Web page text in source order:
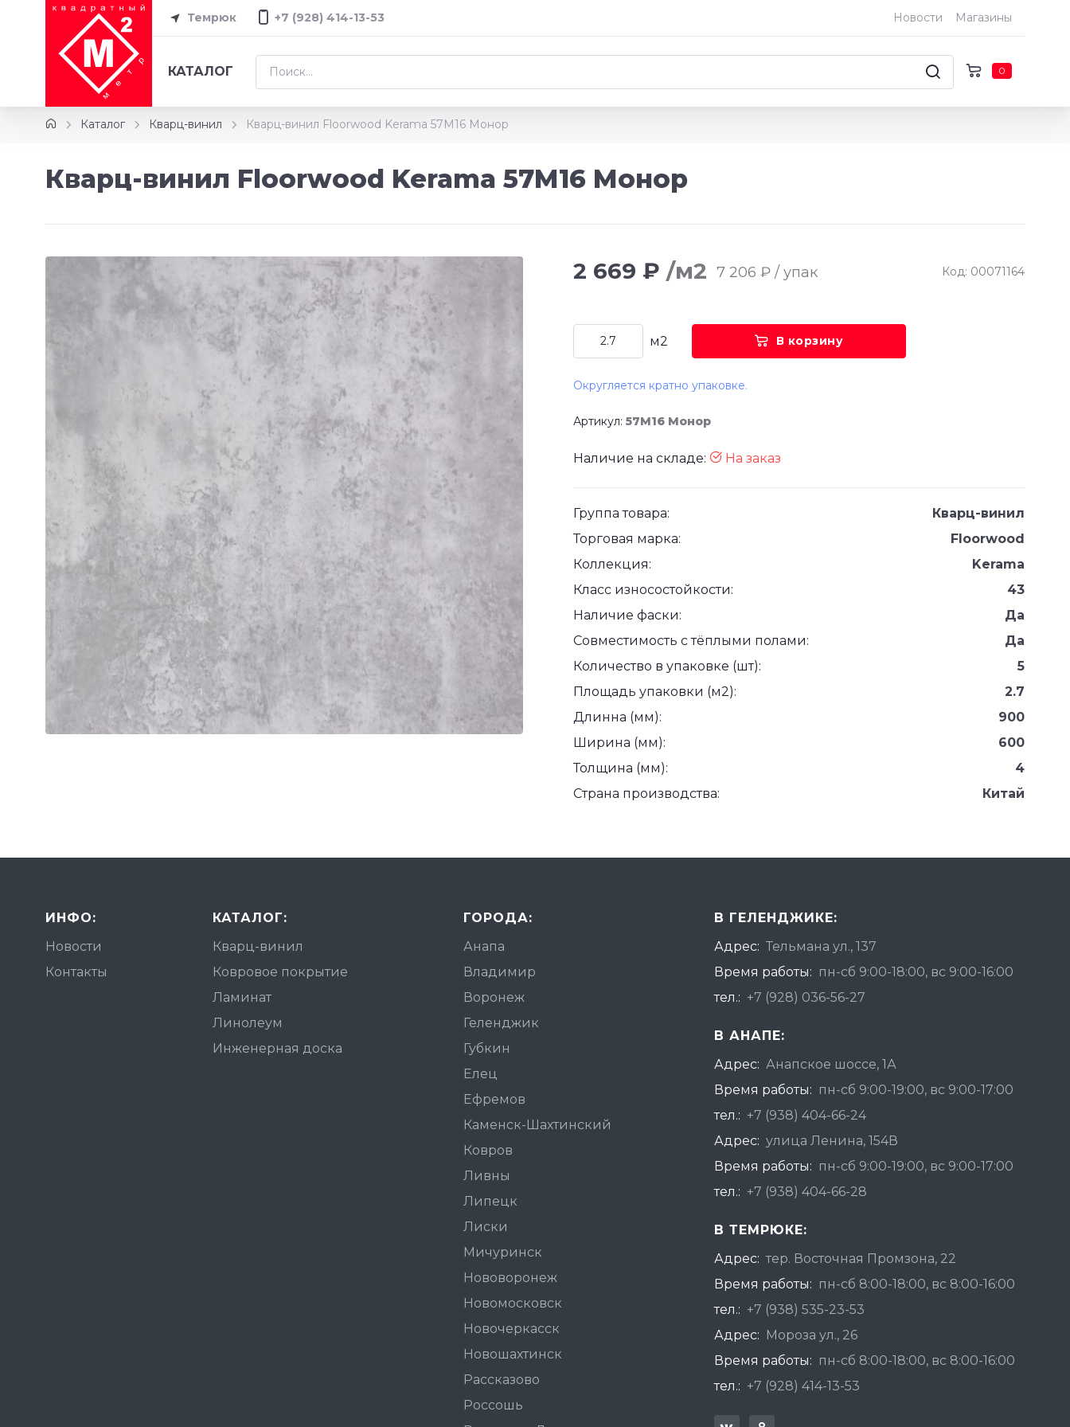
Темрюк +7 (928) 414-13-53 Новости Магазины
КАТАЛОГ 0
Каталог Кварц-винил Кварц-винил Floorwood Kerama 57М16 Монор
Кварц-винил Floorwood Kerama 57М16 Монор
2 669 ₽ /м2 7 206 ₽ / упак Код: 00071164
м2 В корзину
Округляется кратно упаковке.
Артикул: 57М16 Монор
Наличие на складе: На заказ
Группа товара:
Кварц-винил
Торговая марка:
Floorwood
Коллекция:
Kerama
Класс износостойкости:
43
Наличие фаски:
Да
Совместимость с тёплыми полами:
Да
Количество в упаковке (шт):
5
Площадь упаковки (м2):
2.7
Длинна (мм):
900
Ширина (мм):
600
Толщина (мм):
4
Страна производства:
Китай
ИНФО:
Новости
Контакты
КАТАЛОГ:
Кварц-винил
Ковровое покрытие
Ламинат
Линолеум
Инженерная доска
ГОРОДА:
Анапа
Владимир
Воронеж
Геленджик
Губкин
Елец
Ефремов
Каменск-Шахтинский
Ковров
Ливны
Липецк
Лиски
Мичуринск
Нововоронеж
Новомосковск
Новочеркасск
Новошахтинск
Рассказово
Россошь
В ГЕЛЕНДЖИКЕ:
Адрес: Тельмана ул., 137
Время работы: пн-сб 9:00-18:00, вс 9:00-16:00
тел.: +7 (928) 036-56-27
В АНАПЕ:
Адрес: Анапское шоссе, 1А
Время работы: пн-сб 9:00-19:00, вс 9:00-17:00
тел.: +7 (938) 404-66-24
Адрес: улица Ленина, 154В
Время работы: пн-сб 9:00-19:00, вс 9:00-17:00
тел.: +7 (938) 404-66-28
В ТЕМРЮКЕ:
Адрес: тер. Восточная Промзона, 22
Время работы: пн-сб 8:00-18:00, вс 8:00-16:00
тел.: +7 (938) 535-23-53
Адрес:
Мороза ул., 26
Время работы: пн-сб 8:00-18:00, вс 8:00-16:00
тел.: +7 (928) 414-13-53